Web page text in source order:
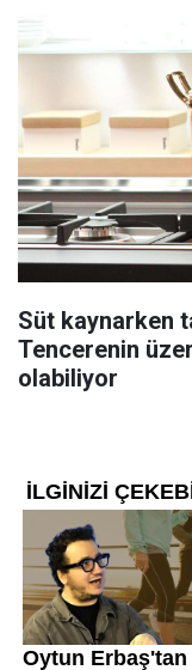
Süt kaynarken
Tencerenin
olabiliyor